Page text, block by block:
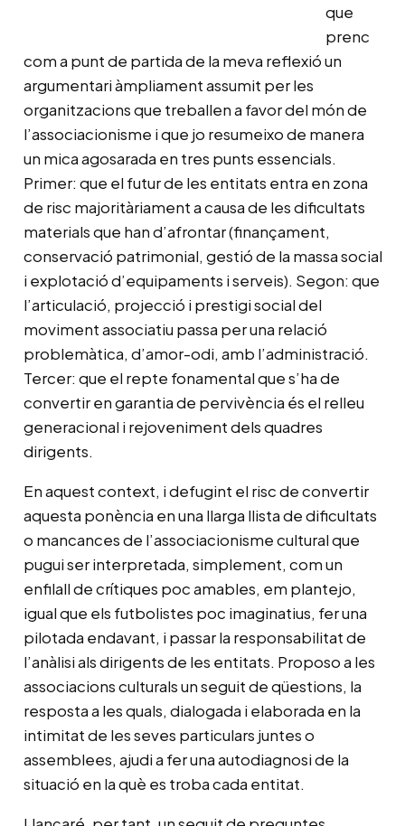
que
prenc
com a punt de partida de la meva reflexió un
argumentari àmpliament assumit per les
organitzacions que treballen a favor del món de
l’associacionisme i que jo resumeixo de manera
un mica agosarada en tres punts essencials.
Primer: que el futur de les entitats entra en zona
de risc majoritàriament a causa de les dificultats
materials que han d’afrontar (finançament,
conservació patrimonial, gestió de la massa social
i explotació d’equipaments i serveis). Segon: que
l’articulació, projecció i prestigi social del
moviment associatiu passa per una relació
problemàtica, d’amor-odi, amb l’administració.
Tercer: que el repte fonamental que s’ha de
convertir en garantia de pervivència és el relleu
generacional i rejoveniment dels quadres
dirigents.
En aquest context, i defugint el risc de convertir
aquesta ponència en una llarga llista de dificultats
o mancances de l’associacionisme cultural que
pugui ser interpretada, simplement, com un
enfilall de crítiques poc amables, em plantejo,
igual que els futbolistes poc imaginatius, fer una
pilotada endavant, i passar la responsabilitat de
l’anàlisi als dirigents de les entitats. Proposo a les
associacions culturals un seguit de qüestions, la
resposta a les quals, dialogada i elaborada en la
intimitat de les seves particulars juntes o
assemblees, ajudi a fer una autodiagnosi de la
situació en la què es troba cada entitat.